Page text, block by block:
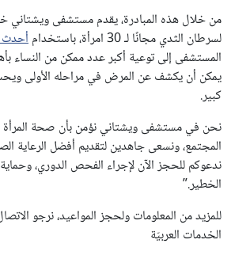
من خلال هذه المبادرة، يقدم مستشفى ويشتاني
لسرطان الثدي مجانًا لـ 30 امرأة، باستخدام
أحدث
المستشفى إلى توعية أكبر عدد ممكن من النساء
يمكن أن يكشف عن المرض في مراحله الأولى
كبير.
نحن في مستشفى ويشتاني نؤمن بأن صحة
المجتمع، ونسعى جاهدين لتقديم أفضل الرعاية
ندعوكم للحجز الآن لإجراء الفحص الدوري،
الخطير.”
للمزيد من المعلومات ولحجز المواعيد، نرجو
الخدمات العربيّة